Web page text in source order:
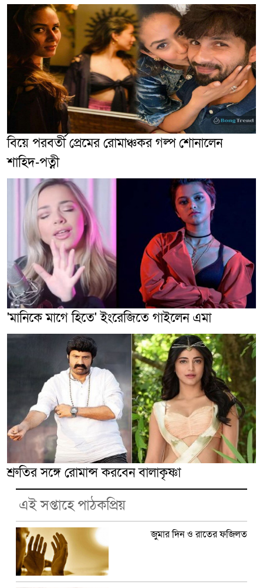
বিয়ে পরবর্তী প্রেমের রোমাঞ্চকর গল্প শোনালেন
শাহিদ-পত্নী
'মানিকে মাগে হিতে' ইংরেজিতে গাইলেন এমা
শ্রুতির সঙ্গে রোমান্স করবেন বালাকৃষ্ণা
এই সপ্তাহে পাঠকপ্রিয়
জুমার দিন ও রাতের ফজিলত